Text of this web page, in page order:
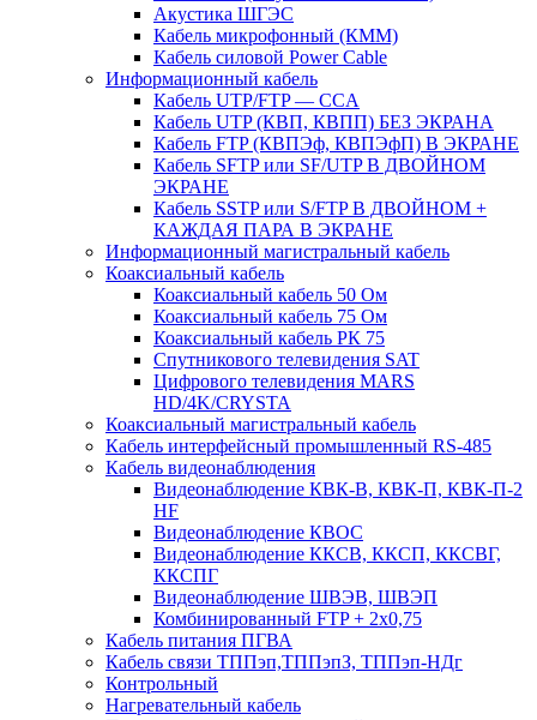
Акустика ШГЭС
Кабель микрофонный (КММ)
Кабель силовой Power Cable
Информационный кабель
Кабель UTP/FTP — CCA
Кабель UTP (КВП, КВПП) БЕЗ ЭКРАНА
Кабель FTP (КВПЭф, КВПЭфП) В ЭКРАНЕ
Кабель SFTP или SF/UTP В ДВОЙНОМ
ЭКРАНЕ
Кабель SSTP или S/FTP В ДВОЙНОМ +
КАЖДАЯ ПАРА В ЭКРАНЕ
Информационный магистральный кабель
Коаксиальный кабель
Коаксиальный кабель 50 Ом
Коаксиальный кабель 75 Ом
Коаксиальный кабель РК 75
Спутникового телевидения SAT
Цифрового телевидения MARS
HD/4K/CRYSTA
Коаксиальный магистральный кабель
Кабель интерфейсный промышленный RS-485
Кабель видеонаблюдения
Видеонаблюдение КВК-В, КВК-П, КВК-П-2
HF
Видеонаблюдение КВОС
Видеонаблюдение ККСВ, ККСП, ККСВГ,
ККСПГ
Видеонаблюдение ШВЭВ, ШВЭП
Комбинированный FTP + 2х0,75
Кабель питания ПГВА
Кабель связи ТППэп,ТППэпЗ, ТППэп-НДг
Контрольный
Нагревательный кабель